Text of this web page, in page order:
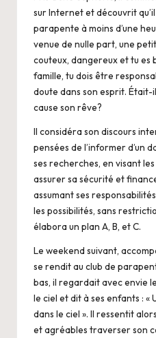
sur Internet et découvrit
parapente à moins d’une
venue de nulle part, une
couteux, dangereux et tu es
famille, tu dois être
doute dans son esprit.
cause son rêve?
Il considéra son discours
pensées de l’informer d’un
ses recherches, en visant
assurer sa sécurité et
assumant ses
les possibilités, sans
élabora un plan A, B, et C.
Le weekend suivant,
se rendit au club de
bas, il regardait avec envie
le ciel et dit à ses enfants : «
dans le ciel ». Il ressentit
et agréables traverser son